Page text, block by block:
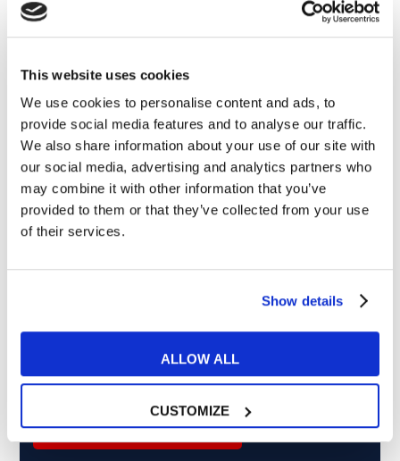
This website uses cookies
We use cookies to personalise content and ads, to
provide social media features and to analyse our traffic.
We also share information about your use of our site with
our social media, advertising and analytics partners who
may combine it with other information that you’ve
provided to them or that they’ve collected from your use
of their services.
Show details
ALLOW ALL
CUSTOMIZE
Cosa ti piace leggere?
Articoli dedicati alla grammatica inglese
Articoli dedicati a inglese nel mondo del lavoro
Articoli con tips e new sulla lingua inglese
Articoli divertenti su film e musica
RICHIEDI INFORMAZIONI